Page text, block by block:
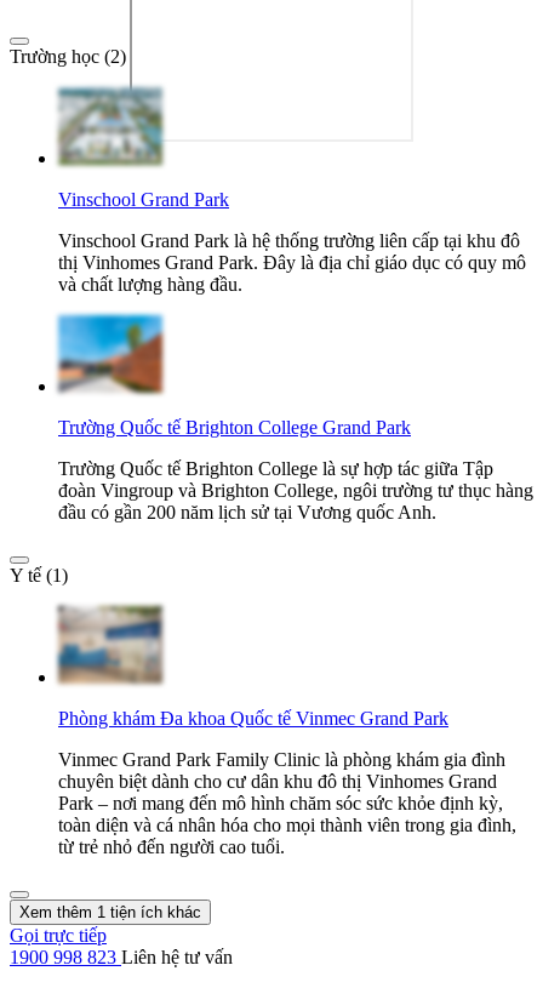
Trường học (2)
Vinschool Grand Park
Vinschool Grand Park là hệ thống trường liên cấp tại khu đô
thị Vinhomes Grand Park. Đây là địa chỉ giáo dục có quy mô
và chất lượng hàng đầu.
Trường Quốc tế Brighton College Grand Park
Trường Quốc tế Brighton College là sự hợp tác giữa Tập
đoàn Vingroup và Brighton College, ngôi trường tư thục hàng
đầu có gần 200 năm lịch sử tại Vương quốc Anh.
Y tế (1)
Phòng khám Đa khoa Quốc tế Vinmec Grand Park
Vinmec Grand Park Family Clinic là phòng khám gia đình
chuyên biệt dành cho cư dân khu đô thị Vinhomes Grand
Park – nơi mang đến mô hình chăm sóc sức khỏe định kỳ,
toàn diện và cá nhân hóa cho mọi thành viên trong gia đình,
từ trẻ nhỏ đến người cao tuổi.
Xem thêm 1 tiện ích khác
Gọi trực tiếp
1900 998 823 Liên hệ tư vấn